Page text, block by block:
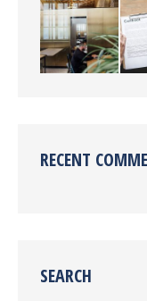
RECENT
SEARCH